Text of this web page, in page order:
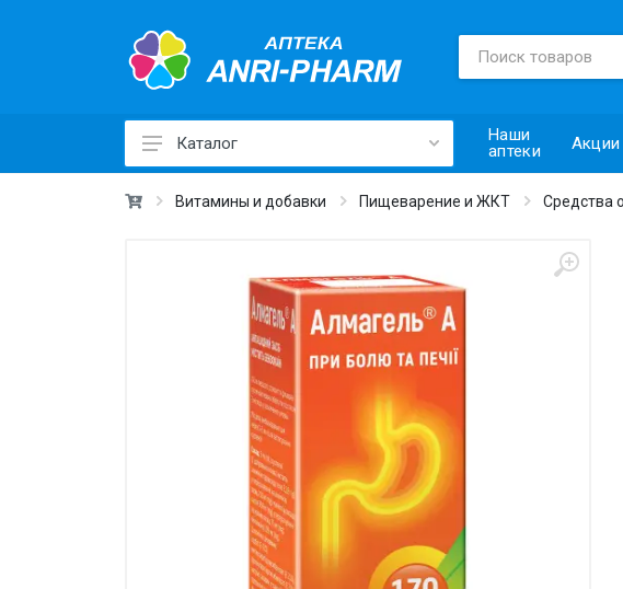
Каталог
Лекарственные средства ›
Медицинские товары и техника ›
Лечебная косметика ›
Красота и уход ›
Витамины и добавки ›
Ежедневная гигиена ›
Для детей и мам ›
Товары для дома ›
Косметика CODERMA KIDS
Наши
аптеки
Акции
Витамины и добавки Пищеварение и ЖКТ Средства